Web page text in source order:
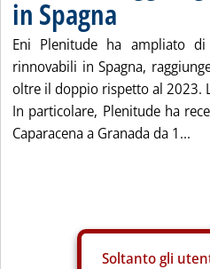
in Spagna
Eni Plenitude ha ampliato
rinnovabili in Spagna,
oltre il doppio rispetto al 2023.
In particolare, Plenitude ha
Caparacena a Granada da 1...
Soltanto gli